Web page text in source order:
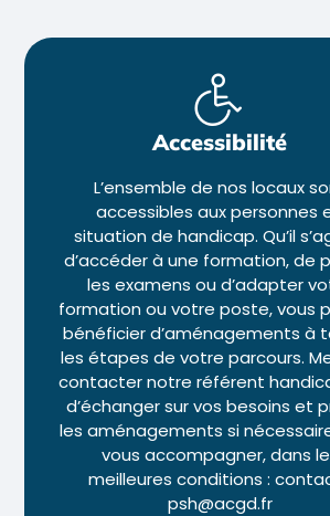
Accessibilité
L’ensemble de nos locaux
accessibles aux personnes
situation de handicap. Qu’il
d’accéder à une formation, de
les examens ou d’adapter
formation ou votre poste, vous
bénéficier d’aménagements à
les étapes de votre parcours.
contacter notre référent
d’échanger sur vos besoins et
les aménagements si
vous accompagner, dans
meilleures conditions :
psh@acgd.fr